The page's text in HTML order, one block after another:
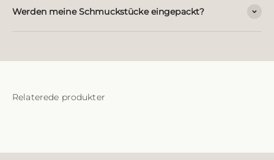
Werden meine Schmuckstücke eingepackt?